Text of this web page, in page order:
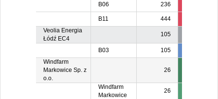
B06 236
B11 444
Veolia Energia
Łódź EC4
105
B03 105
Windfarm
Markowice Sp. z
o.o.
26
Windfarm
Markowice
26